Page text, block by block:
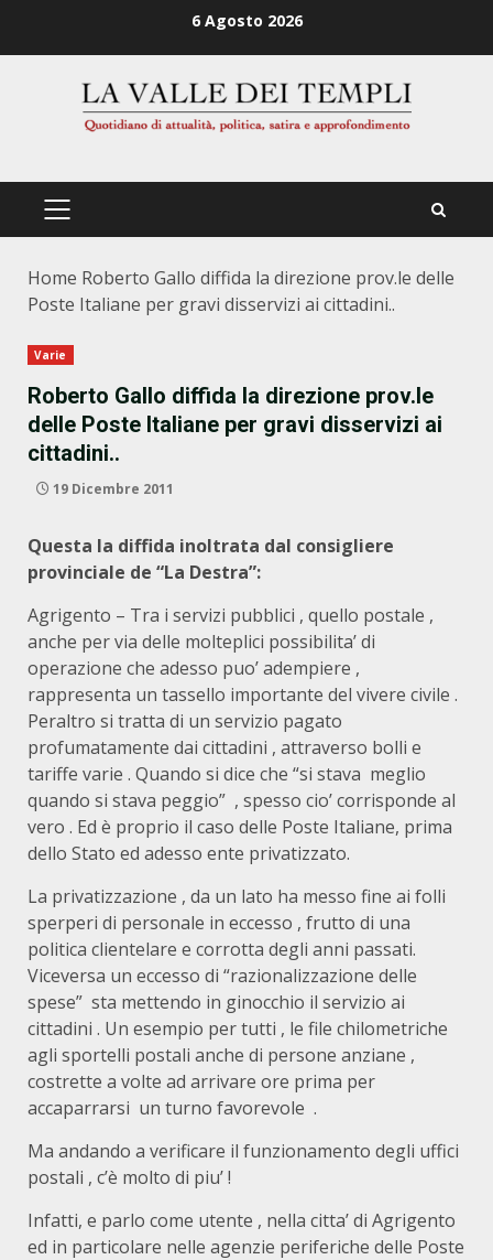
6 Agosto 2026
PRIMÄRES
Home Roberto Gallo diffida la direzione prov.le delle
Poste Italiane per gravi disservizi ai cittadini..
Varie
Roberto Gallo diffida la direzione prov.le
delle Poste Italiane per gravi disservizi ai
cittadini..
19 Dicembre 2011
Questa la diffida inoltrata dal consigliere
provinciale de “La Destra”:
Agrigento – Tra i servizi pubblici , quello postale ,
anche per via delle molteplici possibilita’ di
operazione che adesso puo’ adempiere ,
rappresenta un tassello importante del vivere civile .
Peraltro si tratta di un servizio pagato
profumatamente dai cittadini , attraverso bolli e
tariffe varie . Quando si dice che “si stava meglio
quando si stava peggio” , spesso cio’ corrisponde al
vero . Ed è proprio il caso delle Poste Italiane, prima
dello Stato ed adesso ente privatizzato.
La privatizzazione , da un lato ha messo fine ai folli
sperperi di personale in eccesso , frutto di una
politica clientelare e corrotta degli anni passati.
Viceversa un eccesso di “razionalizzazione delle
spese” sta mettendo in ginocchio il servizio ai
cittadini . Un esempio per tutti , le file chilometriche
agli sportelli postali anche di persone anziane ,
costrette a volte ad arrivare ore prima per
accaparrarsi un turno favorevole .
Ma andando a verificare il funzionamento degli uffici
postali , c’è molto di piu’ !
Infatti, e parlo come utente , nella citta’ di Agrigento
ed in particolare nelle agenzie periferiche delle Poste